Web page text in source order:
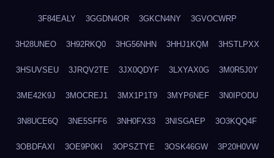
3F84EALY 3GGDN4OR 3GKCN4NY 3GVOCWRP
3H28UNEO 3H92RKQ0 3HG56NHN 3HHJ1KQM 3HSTLPXX
3HSUVSEU 3JRQV2TE 3JX0QDYF 3LXYAX0G 3M0R5J0Y
3ME42K9J 3MOCREJ1 3MX1P1T9 3MYP6NEF 3N0IPODU
3N8UCE6Q 3NE5SFF6 3NH0FX33 3NISGAEP 3O3KQQ4F
3OBDFAXI 3OE9P0KI 3OPSZTYE 3OSK46GW 3P20H0VW